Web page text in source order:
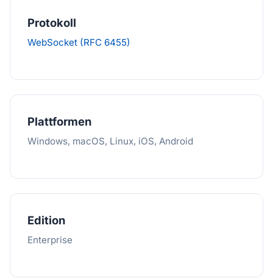
Protokoll
WebSocket (RFC 6455)
Plattformen
Windows, macOS, Linux, iOS, Android
Edition
Enterprise